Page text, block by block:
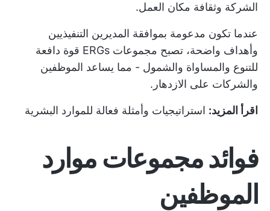
الشركة وثقافة مكان العمل.
عندما تكون مدعومة بموافقة المديرين التنفيذيين
وأهداف واضحة، تصبح مجموعات ERGs قوة دافعة
للتنوع والمساواة والشمول - مما يساعد الموظفين
والشركات على الازدهار.
اقرأ المزيد: استراتيجيات وأمثلة فعالة للموارد البشرية
فوائد مجموعات موارد
الموظفين